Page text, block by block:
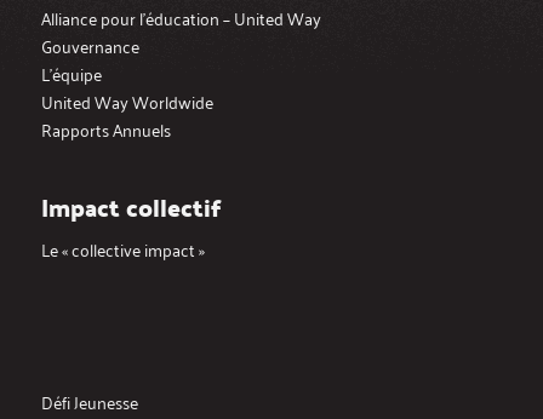
Alliance pour l’éducation – United Way
Gouvernance
L’équipe
United Way Worldwide
Rapports Annuels
Impact collectif
Le « collective impact »
Défi Jeunesse